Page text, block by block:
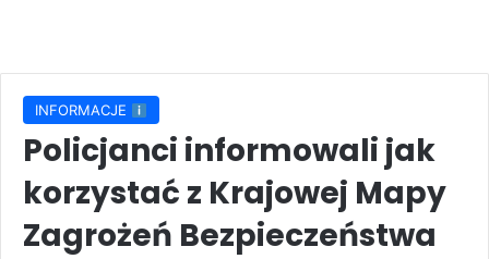
INFORMACJE
Policjanci informowali jak
korzystać z Krajowej Mapy
Zagrożeń Bezpieczeństwa